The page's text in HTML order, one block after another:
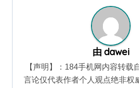
由 dawei
【声明】：184手机网内容转载
言论仅代表作者个人观点绝非权